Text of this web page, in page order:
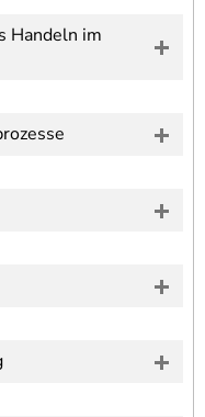
Handeln im